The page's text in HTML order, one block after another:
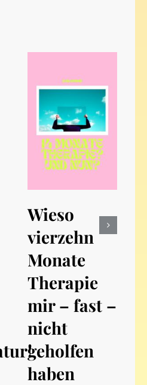
Wieso
vierzehn
Monate
Therapie
mir – fast –
nicht
geholfen
haben